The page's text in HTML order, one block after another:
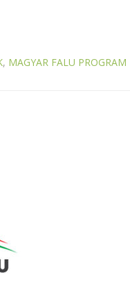
, MAGYAR FALU PROGRAM